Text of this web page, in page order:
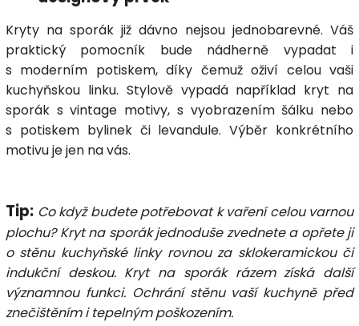
Kryty na sporák již dávno nejsou jednobarevné. Váš
praktický pomocník bude nádherně vypadat i
s moderním potiskem, díky čemuž oživí celou vaši
kuchyňskou linku. Stylově vypadá například kryt na
sporák s vintage motivy, s vyobrazením šálku nebo
s potiskem bylinek či levandule. Výběr konkrétního
motivu je jen na vás.
Tip: Co když budete potřebovat k vaření celou varnou
plochu? Kryt na sporák jednoduše zvednete a opřete ji
o stěnu kuchyňské linky rovnou za sklokeramickou či
indukční deskou. Kryt na sporák rázem získá další
významnou funkci. Ochrání stěnu vaší kuchyně před
znečištěním i tepelným poškozením.